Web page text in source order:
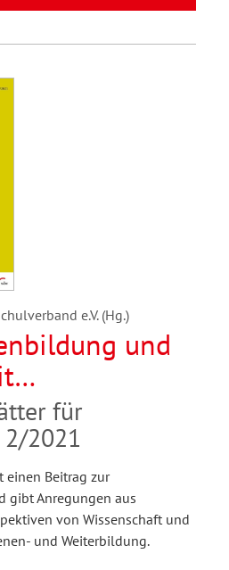
e.V. (Hg.)
und
für
2021
einen Beitrag zur
gibt Anregungen aus
von Wissenschaft und
und Weiterbildung.